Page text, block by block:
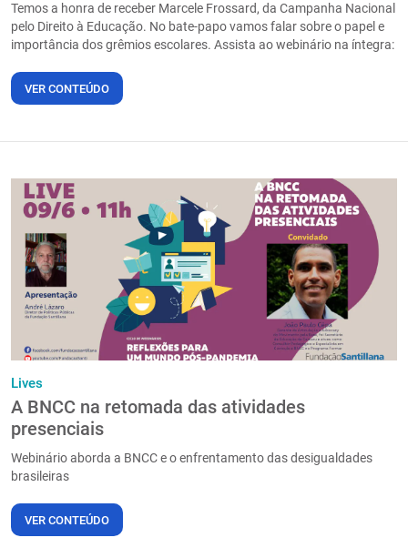
Temos a honra de receber Marcele Frossard, da Campanha Nacional
pelo Direito à Educação. No bate-papo vamos falar sobre o papel e
importância dos grêmios escolares. Assista ao webinário na íntegra:
VER CONTEÚDO
Lives
A BNCC na retomada das atividades
presenciais
Webinário aborda a BNCC e o enfrentamento das desigualdades
brasileiras
VER CONTEÚDO